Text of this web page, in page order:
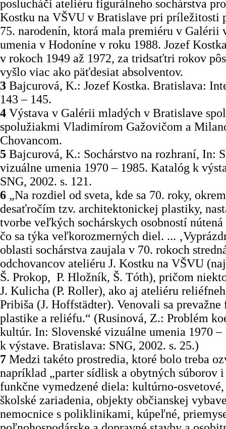
poslucháči ateliéru figurálneho sochárstva
Kostku na VŠVU v Bratislave pri príležitosti
75. narodenín, ktorá mala premiéru v Galérii
umenia v Hodoníne v roku 1988. Jozef
v rokoch 1949 až 1972, za tridsaťtri rokov
vyšlo viac ako päťdesiat absolventov.
3 Bajcurová, K.: Jozef Kostka. Bratislava:
143 – 145.
4 Výstava v Galérii mladých v Bratislave
spolužiakmi Vladimírom Gažovičom a
Chovancom.
5 Bajcurová, K.: Sochárstvo na rozhraní, In:
vizuálne umenia 1970 – 1985. Katalóg k
SNG, 2002. s. 121.
6 „Na rozdiel od sveta, kde sa 70. roky,
desaťročím tzv. architektonickej plastiky,
tvorbe veľkých sochárskych osobností nútená
čo sa týka veľkorozmerných diel. ...
oblasti sochárstva zaujala v 70. rokoch
odchovancov ateliéru J. Kostku na VŠVU
Š. Prokop, P. Hložník, Š. Tóth), pričom
J. Kulicha (P. Roller), ako aj ateliéru
Pribiša (J. Hoffstädter). Venovali sa
plastike a reliéfu.“ (Rusinová, Z.: Problém
kultúr. In: Slovenské vizuálne umenia 1970 –
k výstave. Bratislava: SNG, 2002. s. 25.)
7 Medzi takéto prostredia, ktoré bolo treba
napríklad „parter sídlisk a obytných súborov
funkčne vymedzené diela: kultúrno-
školské zariadenia, objekty občianskej
nemocnice s poliklinikami, kúpeľné,